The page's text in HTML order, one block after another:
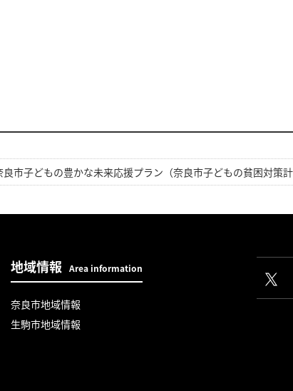
良市子どもの豊かな未来応援プラン（奈良市子どもの貧困対策
地域情報 Area information
奈良市地域情報
生駒市地域情報